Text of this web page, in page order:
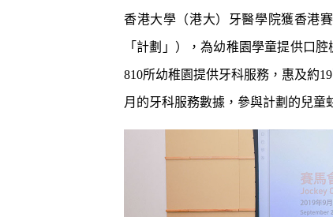
香港大學（港大）牙醫學院獲香港
「計劃」），為幼稚園學童提供⼝
810所幼稚園提供牙科服務，惠及約
月的牙科服務數據，參與計劃的兒童
防潮濕
小貼士
2
生活小
泡泡有
牌這樣